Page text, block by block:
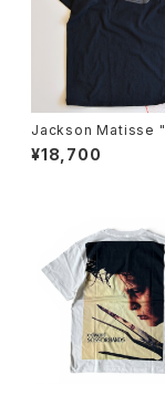
Jackson Matisse
LUB Tee" Black
¥18,700